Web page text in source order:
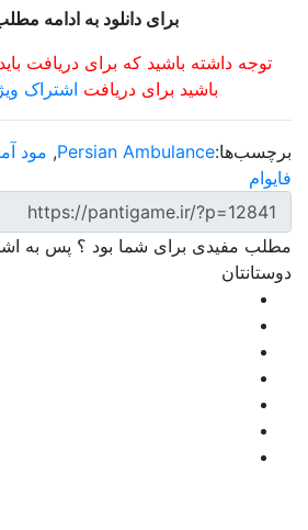
برای دانلود به ادامه
توجه داشته باشید که برای دریافت
باشید برای دریافت اشتراک
برچسب‌ها:Persian Ambulance
, مود
فایوام
مطلب مفیدی برای شما بود ؟ پس به
دوستانتان